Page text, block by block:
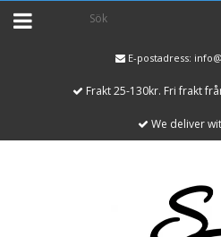
E-postadress:
Frakt 25-130kr. Fri frakt
We deliver